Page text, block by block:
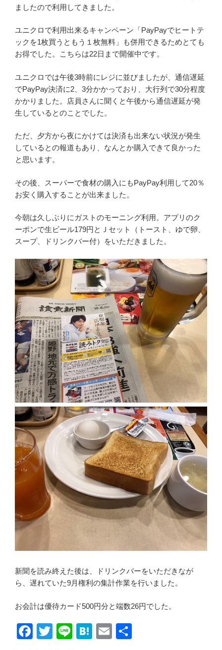
ましたので利用してきました。
ユニクロで利用出来るキャンペーン「PayPayでヒートテ
ックを1枚買うともう１枚無料」も併用できるためとても
お得でした。こちらは22日まで開催中です。
ユニクロでは午後3時前にレジに並びましたが、通信遅延
でPayPay決済に2、3分かかっており、大行列で30分程度
かかりました。店員さんに聞くと午後から通信遅延が発
生しているとのことでした。
ただ、夕方から夜にかけては決済も出来ない状況が発生
しているとの報道もあり、なんとか購入できて良かった
と思います。
その後、スーパーで食材の購入にもPayPay利用して20％
お安く購入することが出来ました。
今朝は久しぶりにガストのモーニング利用。アプリのク
ーポンで生ビール179円とＪセット（トースト、ゆで卵、
スープ、ドリンクバー付）をいただきました。
新聞を読み終えた後は、ドリンクバーをいただきなが
ら、遅れていた9月権利の集計作業を行いました。
お会計は優待カード500円分と端数26円でした。
F
T
Li
H
E